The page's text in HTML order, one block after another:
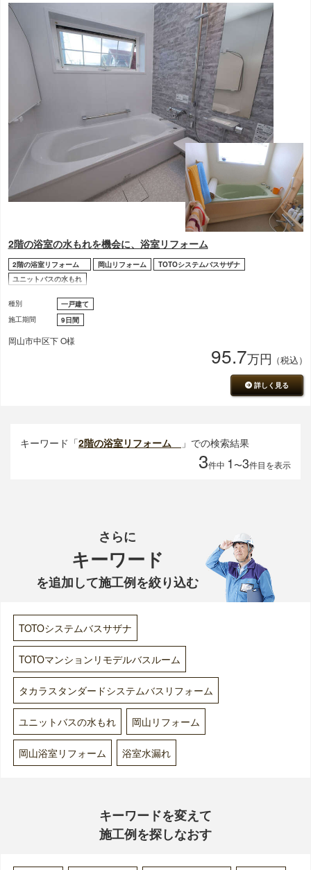
2階の浴室の水もれを機会に、浴室リフォーム
2階の浴室リフォーム 岡山リフォーム
TOTOシステムバスサザナ
ユニットバスの水もれ
種別
一戸建て
施工期間
9日間
岡山市中区下 O様
95.7万円 （税込）
詳しく見る
キーワード「2階の浴室リフォーム 」での検索結果
3件中 1〜3件目を表示
さらに
キーワード
を追加して施工例を絞り込む
TOTOシステムバスサザナ
TOTOマンションリモデルバスルーム
タカラスタンダードシステムバスリフォーム
ユニットバスの水もれ 岡山リフォーム
岡山浴室リフォーム 浴室水漏れ
キーワードを変えて
施工例を探しなおす